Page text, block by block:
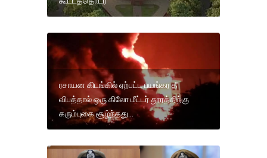
ரசாயன கிடங்கில் ஏற்பட்ட பயங்கர தீ
விபத்தால் ஒரு கிலோ மீட்டர் தூரத்திற்கு
கரும்புகை சூழ்ந்தது...